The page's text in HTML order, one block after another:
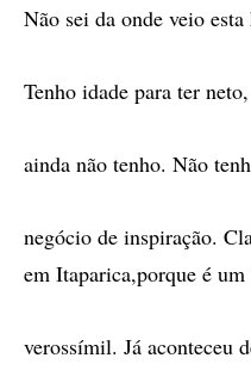
Não sei da onde veio
Tenho idade para ter
ainda não tenho. Não
negócio de inspiração.
em Itaparica,porque é um
verossímil. Já aconteceu